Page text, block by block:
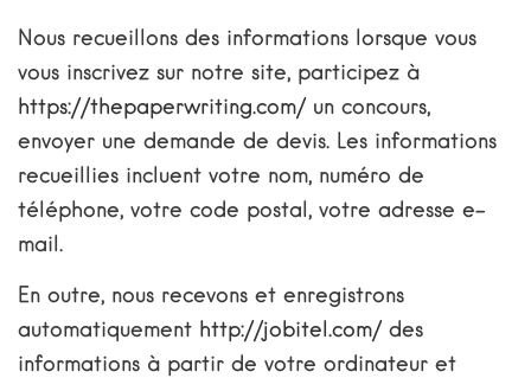
Nous recueillons des informations lorsque vous
vous inscrivez sur notre site, participez à
https://thepaperwriting.com/ un concours,
envoyer une demande de devis. Les informations
recueillies incluent votre nom, numéro de
téléphone, votre code postal, votre adresse e-
mail.
En outre, nous recevons et enregistrons
automatiquement http://jobitel.com/ des
informations à partir de votre ordinateur et